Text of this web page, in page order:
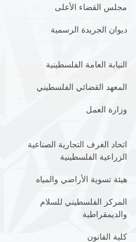
مجلس القضاء الأعلى
ديوان الجريدة الرسمية
النيابة العامة الفلسطينية
المعهد القضائي الفلسطيني
وزارة العمل
اتحاد الغرف التجارية الصناعية
الزراعية الفلسطينية
هيئة تسوية الأراضي والمياه
المركز الفلسطيني للسلام
والديمقراطية
كلية القانون